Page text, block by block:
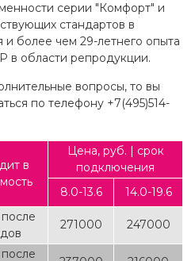
серии "Комфорт" и
стандартов в
и более чем 29-летнего опыта
в области репродукции.
вопросы, то вы
по телефону +7(495)514-
в
Цена, руб. | срок
подключения
8.0-13.6
14.0-19.6
271000 247000